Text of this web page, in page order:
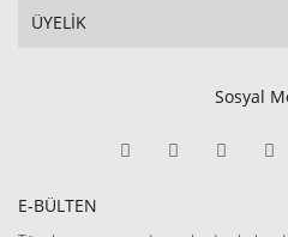
ÜYELİK
Sosyal
E-BÜLTEN